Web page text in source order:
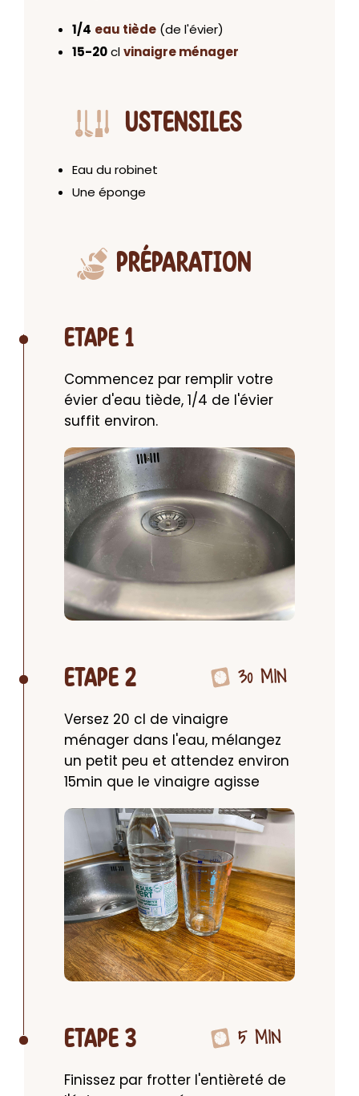
1/4 eau tiède (de l'évier)
15-20clvinaigre ménager
USTENSILES
Eau du robinet
Une éponge
PRÉPARATION
ETAPE 1
Commencez par remplir votre
évier d'eau tiède, 1/4 de l'évier
suffit environ.
ETAPE 2 30 MIN
Versez 20 cl de vinaigre
ménager dans l'eau, mélangez
un petit peu et attendez environ
15min que le vinaigre agisse
ETAPE 3 5 MIN
Finissez par frotter l'entièreté de